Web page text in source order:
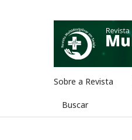
Sobre a Revista
Buscar